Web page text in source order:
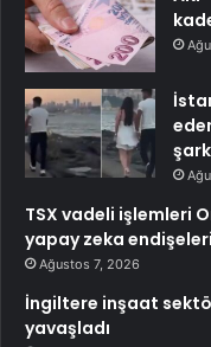
TSX vadeli işlemleri
yapay zeka
Ağustos 7, 2026
İngiltere inşaat
yavaşladı